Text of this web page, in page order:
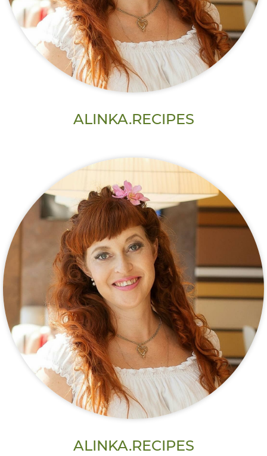
ALINKA.RECIPES
ALINKA.RECIPES